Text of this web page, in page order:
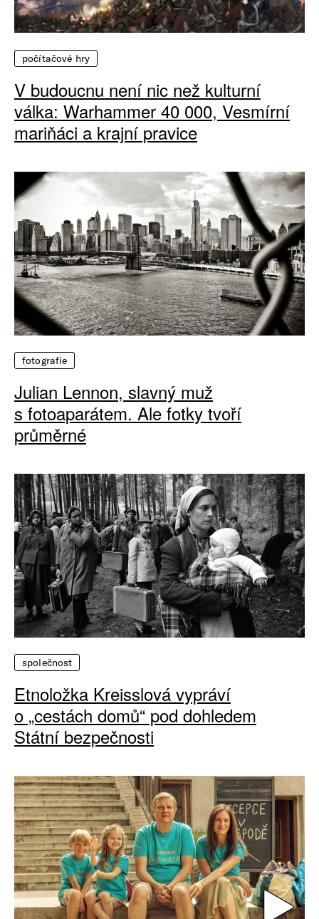
počítačové hry
V budoucnu není nic než kulturní
válka: Warhammer 40 000, Vesmírní
mariňáci a krajní pravice
fotografie
Julian Lennon, slavný muž
s fotoaparátem. Ale fotky tvoří
průměrné
společnost
Etnoložka Kreisslová vypráví
o „cestách domů“ pod dohledem
Státní bezpečnosti